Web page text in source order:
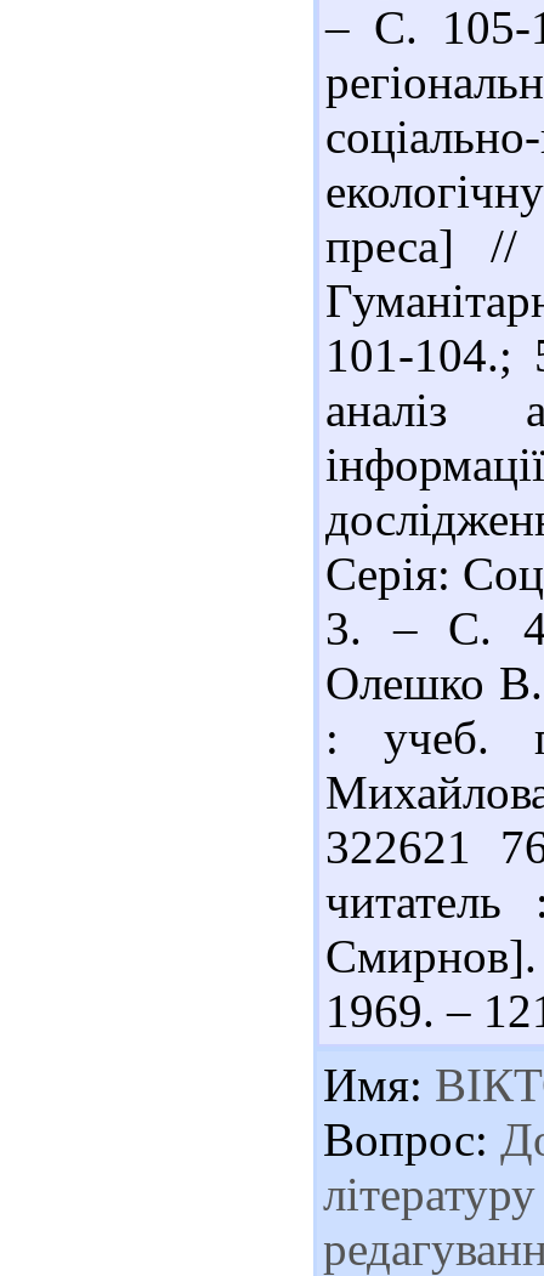
– С. 105-
преса] //
101-104.;
аналіз
Серія:
3. – С.
Олешко
: учеб.
322621
Смирнов].
1969. –
Имя:
Вопрос: